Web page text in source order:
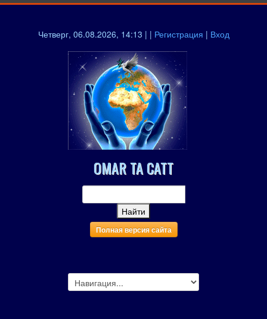
Четверг, 06.08.2026, 14:13 | | Регистрация | Вход
OMAR TA CATT
Полная версия сайта